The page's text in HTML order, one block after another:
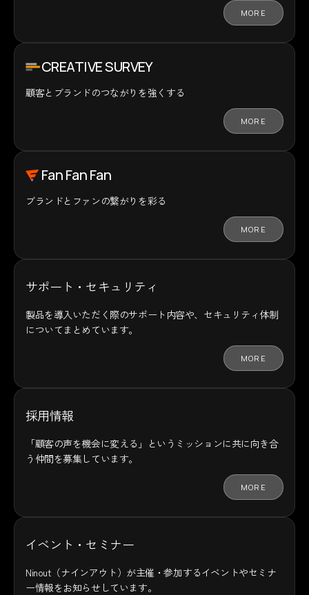
MORE
CREATIVE SURVEY
顧客とブランドのつながりを強くする
MORE
Fan Fan Fan
ブランドとファンの繋がりを彩る
MORE
サポート・セキュリティ
製品を導入いただく際のサポート内容や、セキュリティ体制
についてまとめています。
MORE
採用情報
「顧客の声を機会に変える」というミッションに共に向き合
う仲間を募集しています。
MORE
イベント・セミナー
Ninout（ナインアウト）が主催・参加するイベントやセミナ
ー情報をお知らせしています。